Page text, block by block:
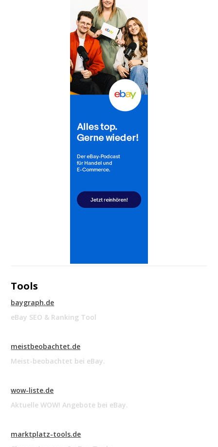
Tools
baygraph.de
eBay SEO & Ranking Tool
meistbeobachtet.de
Meist-beobachtet bei eBay.
wow-liste.de
Aktuelle WOW! Angebote bei eBay.
marktplatz-tools.de